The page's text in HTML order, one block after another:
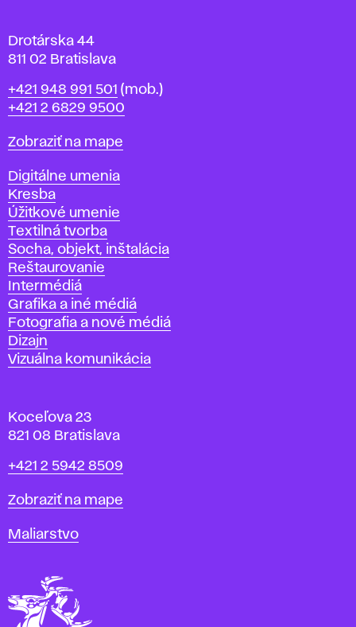
Drotárska 44
811 02 Bratislava
Telefón
+421 948 991 501 (mob.)
+421 2 6829 9500
Mapa
Zobraziť na mape
Katedry
Digitálne umenia
Kresba
Úžitkové umenie
Textilná tvorba
Socha, objekt, inštalácia
Reštaurovanie
Intermédiá
Grafika a iné médiá
Fotografia a nové médiá
Dizajn
Vizuálna komunikácia
Koceľova 23
821 08 Bratislava
Telefón
+421 2 5942 8509
Mapa
Zobraziť na mape
Katedry
Maliarstvo